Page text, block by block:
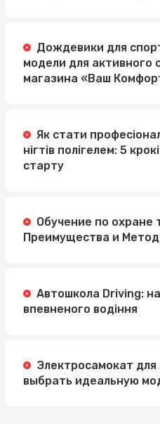
Дождевики для
модели для активного
магазина «Ваш
Як стати
нігтів полігелем: 5
старту
Обучение по охране
Преимущества и
Автошкола Driving:
впевненого водіння
Электросамокат для
выбрать идеальную